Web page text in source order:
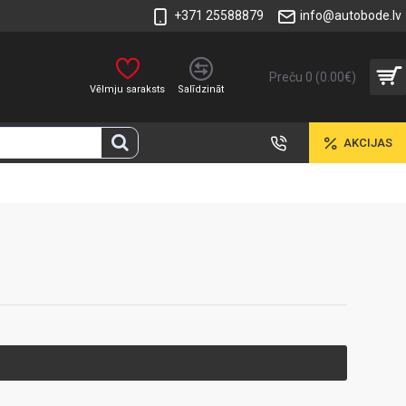
+371 25588879 info@autobode.lv
Vēlmju saraksts Salīdzināt
Preču 0 (0.00€)
AKCIJAS